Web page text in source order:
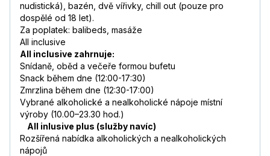
nudistická), bazén, dvě vířivky, chill out (pouze pro
dospělé od 18 let).
Za poplatek: balibeds, masáže
All inclusive
All inclusive zahrnuje:
Snídaně, oběd a večeře formou bufetu
Snack během dne (12:00-17:30)
Zmrzlina během dne (12:30-17:00)
Vybrané alkoholické a nealkoholické nápoje místní
výroby (10.00–23.30 hod.)
All inlusive plus (služby navíc)
Rozšířená nabídka alkoholických a nealkoholických
nápojů